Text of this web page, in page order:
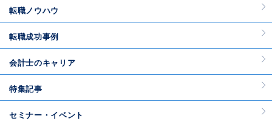
転職ノウハウ
転職成功事例
会計士のキャリア
特集記事
セミナー・イベント